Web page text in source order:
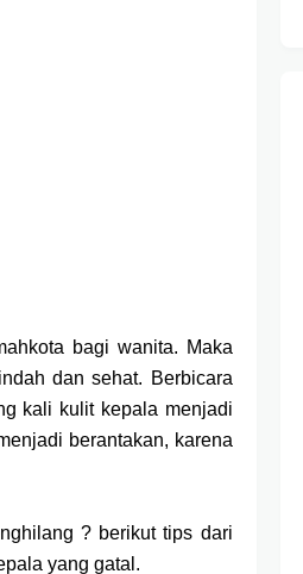
bagi wanita. Maka
dan sehat. Berbicara
kali kulit kepala menjadi
berantakan, karena
? berikut tips dari
yang gatal.